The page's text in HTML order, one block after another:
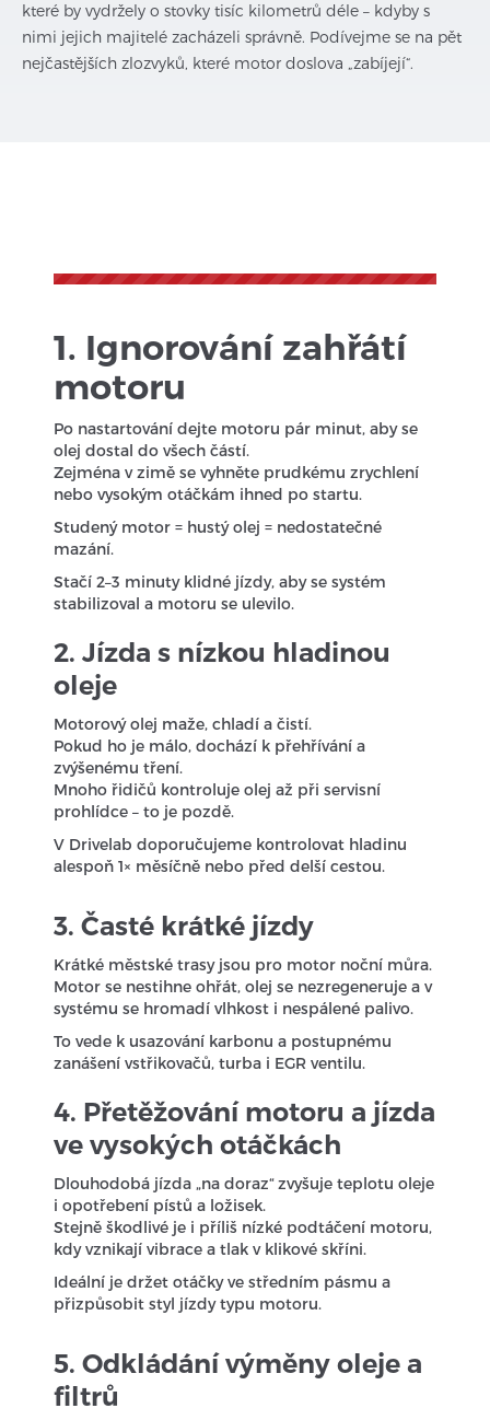
které by vydržely o stovky tisíc kilometrů déle – kdyby s
nimi jejich majitelé zacházeli správně. Podívejme se na pět
nejčastějších zlozvyků, které motor doslova „zabíjejí“.
1. Ignorování zahřátí
motoru
Po nastartování dejte motoru pár minut, aby se
olej dostal do všech částí.
Zejména v zimě se vyhněte prudkému zrychlení
nebo vysokým otáčkám ihned po startu.
Studený motor = hustý olej = nedostatečné
mazání.
Stačí 2–3 minuty klidné jízdy, aby se systém
stabilizoval a motoru se ulevilo.
2. Jízda s nízkou hladinou
oleje
Motorový olej maže, chladí a čistí.
Pokud ho je málo, dochází k přehřívání a
zvýšenému tření.
Mnoho řidičů kontroluje olej až při servisní
prohlídce – to je pozdě.
V Drivelab doporučujeme kontrolovat hladinu
alespoň 1× měsíčně nebo před delší cestou.
3. Časté krátké jízdy
Krátké městské trasy jsou pro motor noční můra.
Motor se nestihne ohřát, olej se nezregeneruje a v
systému se hromadí vlhkost i nespálené palivo.
To vede k usazování karbonu a postupnému
zanášení vstřikovačů, turba i EGR ventilu.
4. Přetěžování motoru a jízda
ve vysokých otáčkách
Dlouhodobá jízda „na doraz“ zvyšuje teplotu oleje
i opotřebení pístů a ložisek.
Stejně škodlivé je i příliš nízké podtáčení motoru,
kdy vznikají vibrace a tlak v klikové skříni.
Ideální je držet otáčky ve středním pásmu a
přizpůsobit styl jízdy typu motoru.
5. Odkládání výměny oleje a
filtrů